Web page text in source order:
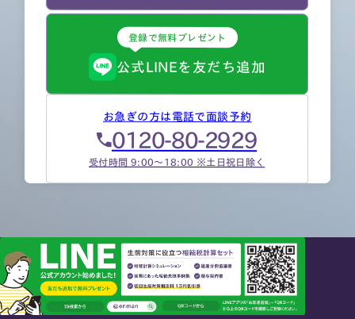
登録で無料プレゼント
公式LINEを友だち追加
お急ぎの方は電話で面談予約
0120-80-2929
受付時間 9:00～18:00 ※土日祝日除く